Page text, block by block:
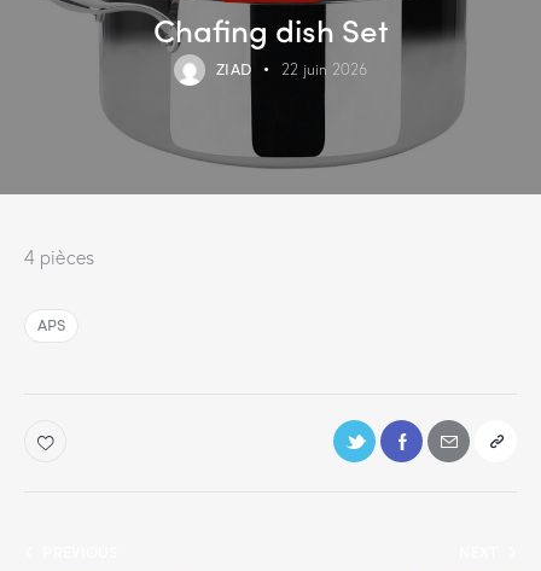
Chafing dish Set
ZIAD 22 juin 2026
4 pièces
APS